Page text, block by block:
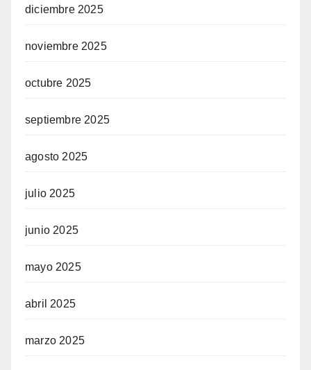
diciembre 2025
noviembre 2025
octubre 2025
septiembre 2025
agosto 2025
julio 2025
junio 2025
mayo 2025
abril 2025
marzo 2025